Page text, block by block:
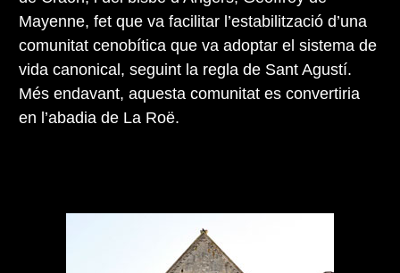
Mayenne, fet que va facilitar l’estabilització d’una
comunitat cenobítica que va adoptar el sistema de
vida canonical, seguint la regla de Sant Agustí.
Més endavant, aquesta comunitat es convertiria
en l’abadia de La Roë.